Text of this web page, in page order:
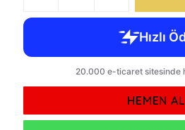
HEMEN AL